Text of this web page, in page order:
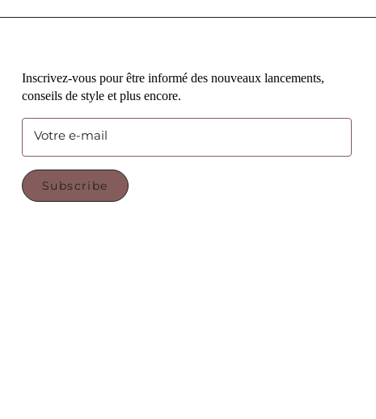
Inscrivez-vous pour être informé des nouveaux lancements,
conseils de style et plus encore.
Votre e-mail
Subscribe